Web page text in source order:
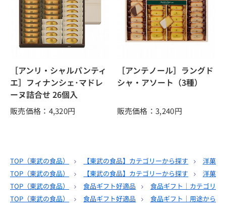
［アンリ・シャルパンティ
エ］フィナンシェ･マドレ
ーヌ詰合せ 26個入
販売価格：4,320円
［アンテノール］ラングド
シャ・アソート（3種）
販売価格：3,240円
TOP（東武の食品） 【東武の食品】カテゴリーから探す
洋菓子
TOP（東武の食品） 【東武の食品】カテゴリーから探す
洋菓子
TOP（東武の食品） 食品ギフト好適品
食品ギフト｜カテゴリー
TOP（東武の食品） 食品ギフト好適品 食品ギフト｜用途から選